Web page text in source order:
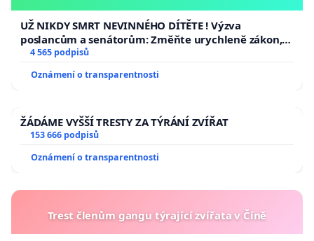
UŽ NIKDY SMRT NEVINNÉHO DÍTĚTE ! Výzva
poslancům a senátorům: Změňte urychleně zákon,
aby se tragédie malé Viktorky už nemohla opakovat!
4 565 podpisů
Oznámení o transparentnosti
ŽÁDÁME VYŠŠÍ TRESTY ZA TÝRÁNÍ ZVÍŘAT
153 666 podpisů
Oznámení o transparentnosti
Trest členům gangu týrající zvířata v Číně